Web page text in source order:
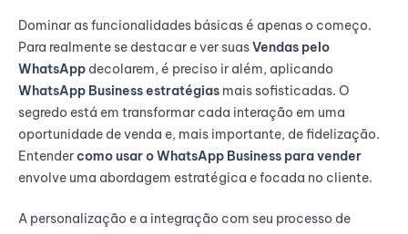
Dominar as funcionalidades básicas é apenas o começo.
Para realmente se destacar e ver suasVendas pelo
WhatsApp decolarem, é preciso ir além, aplicando
WhatsApp Business estratégias mais sofisticadas. O
segredo está em transformar cada interação em uma
oportunidade de venda e, mais importante, de fidelização.
Entendercomo usar o WhatsApp Business para vender
envolve uma abordagem estratégica e focada no cliente.
A personalização e a integração com seu processo de